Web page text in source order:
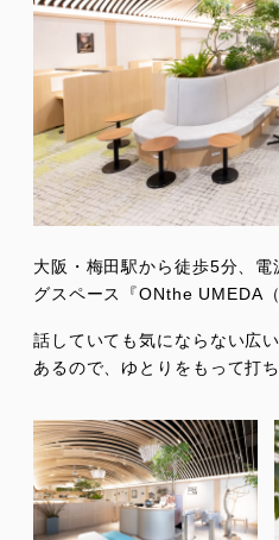
大阪・梅田駅から徒歩5分、
グスペース『ONthe UMEDA
話していても気にならない広
あるので、ゆとりをもって打